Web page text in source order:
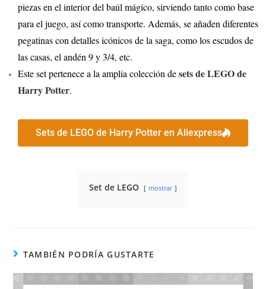
piezas en el interior del baúl mágico, sirviendo tanto como base
para el juego, así como transporte. Además, se añaden diferentes
pegatinas con detalles icónicos de la saga, como los escudos de
las casas, el andén 9 y 3/4, etc.
Este set pertenece a la amplia colección desets de LEGO de
Harry Potter.
Sets de LEGO de Harry Potter en Aliexpress
Set de LEGO mostrar
TAMBIÉN PODRÍA GUSTARTE